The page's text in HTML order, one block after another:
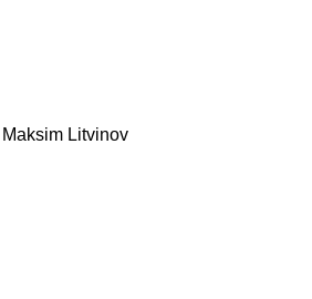
Maksim Litvinov